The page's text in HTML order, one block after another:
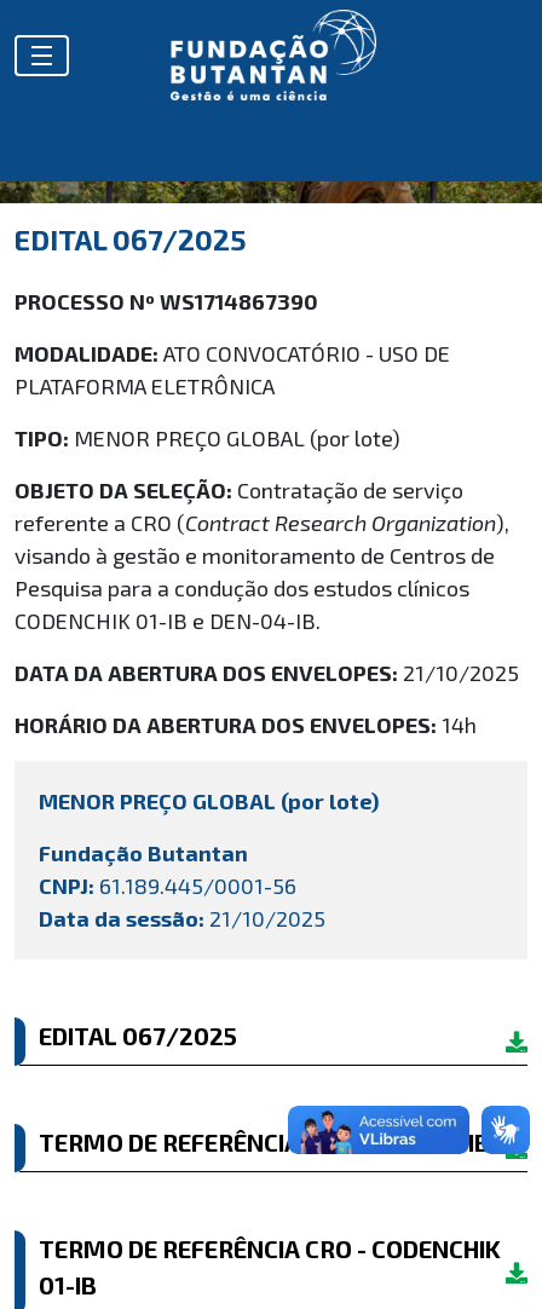
EDITAL 067/2025
PROCESSO Nº WS1714867390
MODALIDADE: ATO CONVOCATÓRIO - USO DE
PLATAFORMA ELETRÔNICA
TIPO: MENOR PREÇO GLOBAL (por lote)
OBJETO DA SELEÇÃO: Contratação de serviço
referente a CRO (Contract Research Organization),
visando à gestão e monitoramento de Centros de
Pesquisa para a condução dos estudos clínicos
CODENCHIK 01-IB e DEN-04-IB.
DATA DA ABERTURA DOS ENVELOPES: 21/10/2025
HORÁRIO DA ABERTURA DOS ENVELOPES: 14h
MENOR PREÇO GLOBAL (por lote)
Fundação Butantan
CNPJ: 61.189.445/0001-56
Data da sessão: 21/10/2025
EDITAL 067/2025
TERMO DE REFERÊNCIA CRO - DEN-04-IB
TERMO DE REFERÊNCIA CRO - CODENCHIK
01-IB